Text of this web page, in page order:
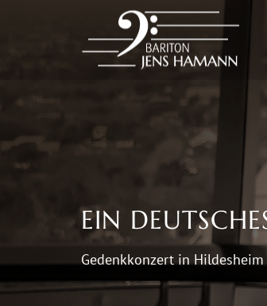
EIN
Gedenkkonzert in Hildesheim